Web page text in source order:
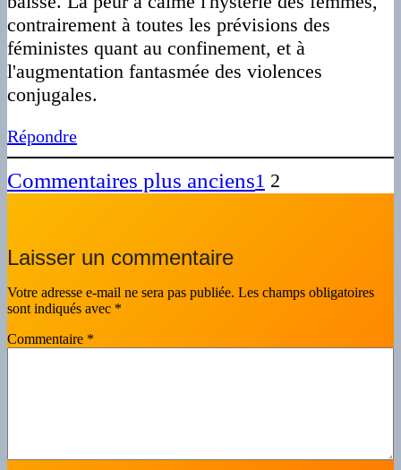
contrairement à toutes les prévisions des
féministes quant au confinement, et à
l'augmentation fantasmée des violences
conjugales.
Répondre
Commentaires plus anciens1 2
Laisser un commentaire
Votre adresse e-mail ne sera pas publiée. Les champs obligatoires
sont indiqués avec *
Commentaire *